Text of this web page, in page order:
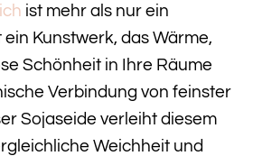
ist mehr als nur ein
Kunstwerk, das Wärme,
Schönheit in Ihre Räume
Verbindung von feinster
Sojaseide verleiht diesem
Weichheit und